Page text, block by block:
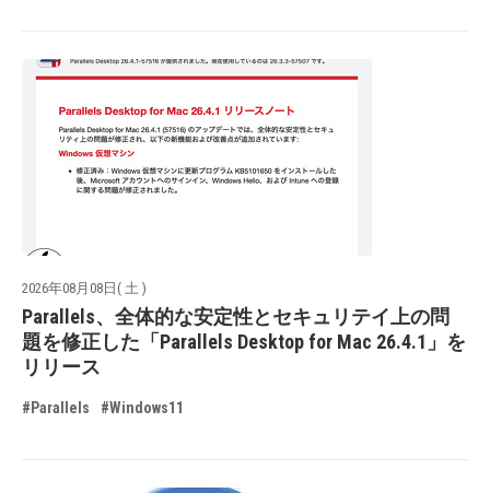
2026年08月08日( 土 )
Parallels、全体的な安定性とセキュリテイ上の問
題を修正した「Parallels Desktop for Mac 26.4.1」を
リリース
#Parallels #Windows11